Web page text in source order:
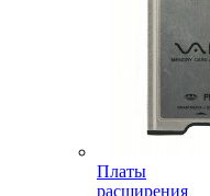
Платы
расширения